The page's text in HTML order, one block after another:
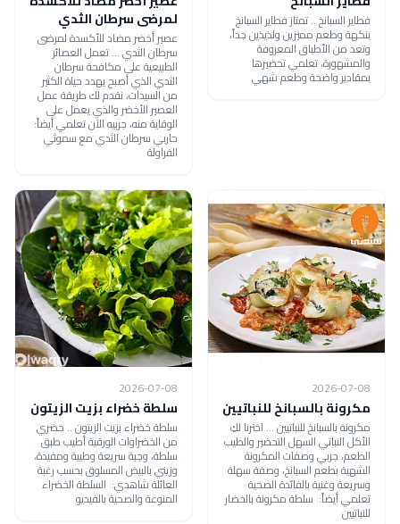
فطاير السبانخ .. تمتاز فطاير السبانخ
بنكهة وطعم مميزين ولذيذين جداً،
وتعد من الأطباق المعروفة
والمشهورة، تعلمي تحضيرها
بمقادير واضحة وطعم شهي
لمرضى سرطان الثدي
عصير أخضر مضاد للأكسدة لمرضى
سرطان الثدي ... تعمل العصائر
الطبيعية على مكافحة سرطان
الثدي الذي أصبح يهدد حياة الكثير
من السيدات، نقدم لك طريقة عمل
العصير الأخضر والذي يعمل على
الوقاية منه، جربيه الآن تعلمي أيضاً:
حاربي سرطان الثدي مع سموثي
الفراولة
2026-07-08
مكرونة بالسبانخ للنباتيين
مكرونة بالسبانخ للنباتيين ... اخترنا لكِ
الأكل النباتي السهل التحضير والطيب
الطعم، جربي وصفات المكرونة
الشهية بطعم السبانخ، وصفة سهلة
وسريعة وغنية بالفائدة الصحية
تعلمي أيضاً: سلطة مكرونة بالخضار
للنباتيين
2026-07-08
سلطة خضراء بزيت الزيتون
سلطة خضراء بزيت الزيتون .. حضري
من الخضراوات الورقية أطيب طبق
سلطة، وجبة سريعة وطيبة ومفيدة،
وزيني بالبيض المسلوق بحسب رغبة
العائلة شاهدي: السلطة الخضراء
المنوعة والصحية بالفيديو